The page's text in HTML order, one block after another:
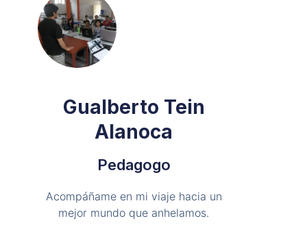
Gualberto Tein
Alanoca
Pedagogo
Acompáñame en mi viaje hacia un
mejor mundo que anhelamos.